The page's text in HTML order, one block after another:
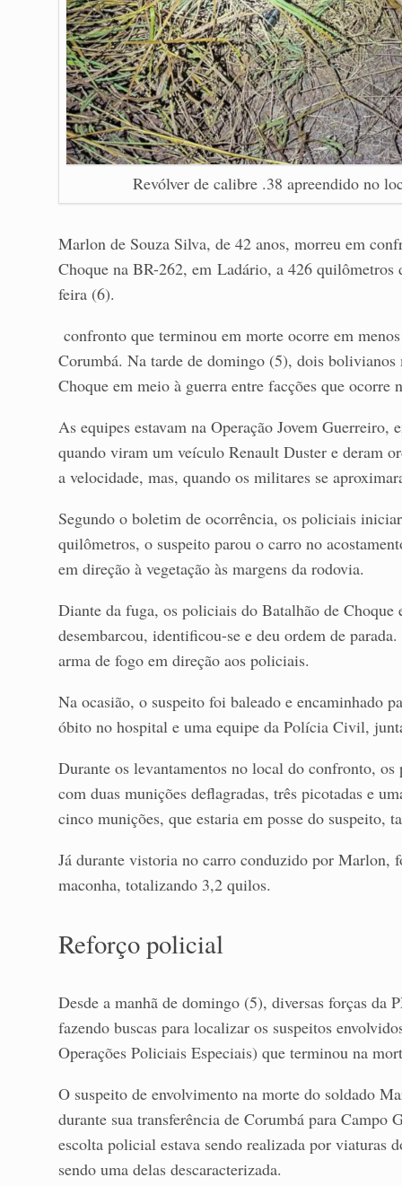
Revólver de calibre .38 apreendido no
Marlon de Souza Silva, de 42 anos, morreu em
Choque na BR-262, em Ladário, a 426 quilômetros
feira (6).
confronto que terminou em morte ocorre em
Corumbá. Na tarde de domingo (5), dois
Choque em meio à guerra entre facções que
As equipes estavam na Operação Jovem
quando viram um veículo Renault Duster e deram
a velocidade, mas, quando os militares se
Segundo o boletim de ocorrência, os policiais
quilômetros, o suspeito parou o carro no
em direção à vegetação às margens da rodovia.
Diante da fuga, os policiais do Batalhão de Choque
desembarcou, identificou-se e deu ordem de
arma de fogo em direção aos policiais.
Na ocasião, o suspeito foi baleado e encaminhado
óbito no hospital e uma equipe da Polícia Civil,
Durante os levantamentos no local do confronto,
com duas munições deflagradas, três picotadas e
cinco munições, que estaria em posse do suspeito,
Já durante vistoria no carro conduzido por Marlon,
maconha, totalizando 3,2 quilos.
Reforço policial
Desde a manhã de domingo (5), diversas forças
fazendo buscas para localizar os suspeitos
Operações Policiais Especiais) que terminou na
O suspeito de envolvimento na morte do soldado
durante sua transferência de Corumbá para Campo
escolta policial estava sendo realizada por
sendo uma delas descaracterizada.